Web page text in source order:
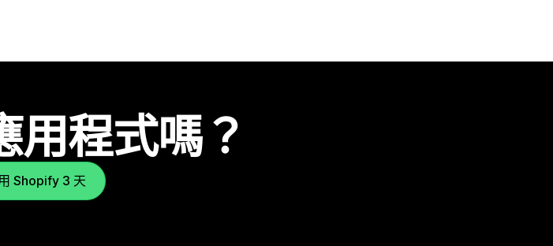
用程式嗎？
Shopify 3 天